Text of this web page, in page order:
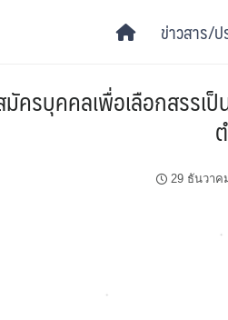
ข่าวสาร/
ครบุคคลเพื่อเลือกสรรเ
29 ธันวาค